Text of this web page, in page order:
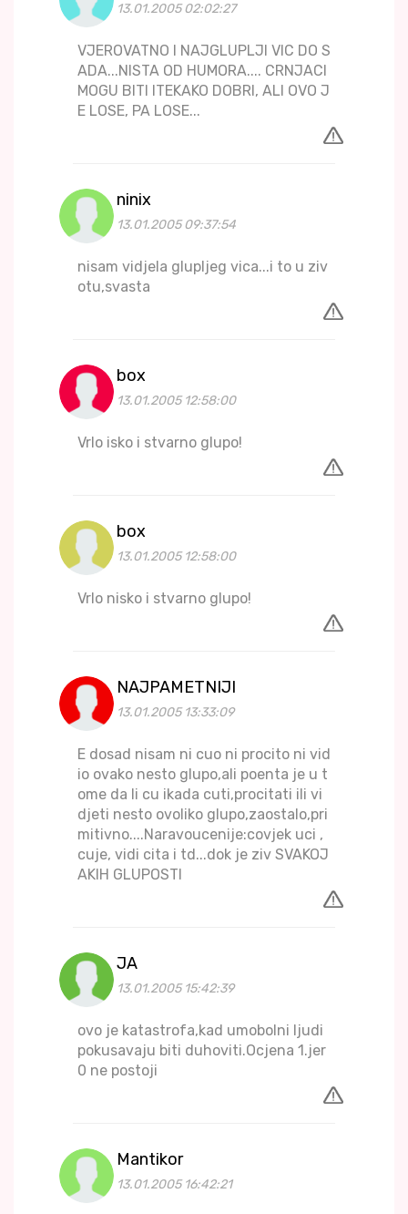
13.01.2005 02:02:27
VJEROVATNO I NAJGLUPLJI VIC DO S
ADA...NISTA OD HUMORA.... CRNJACI
MOGU BITI ITEKAKO DOBRI, ALI OVO J
E LOSE, PA LOSE...
ninix
13.01.2005 09:37:54
nisam vidjela glupljeg vica...i to u ziv
otu,svasta
box
13.01.2005 12:58:00
Vrlo isko i stvarno glupo!
box
13.01.2005 12:58:00
Vrlo nisko i stvarno glupo!
NAJPAMETNIJI
13.01.2005 13:33:09
E dosad nisam ni cuo ni procito ni vid
io ovako nesto glupo,ali poenta je u t
ome da li cu ikada cuti,procitati ili vi
djeti nesto ovoliko glupo,zaostalo,pri
mitivno....Naravoucenije:covjek uci ,
cuje, vidi cita i td...dok je ziv SVAKOJ
AKIH GLUPOSTI
JA
13.01.2005 15:42:39
ovo je katastrofa,kad umobolni ljudi
pokusavaju biti duhoviti.Ocjena 1.jer
0 ne postoji
Mantikor
13.01.2005 16:42:21